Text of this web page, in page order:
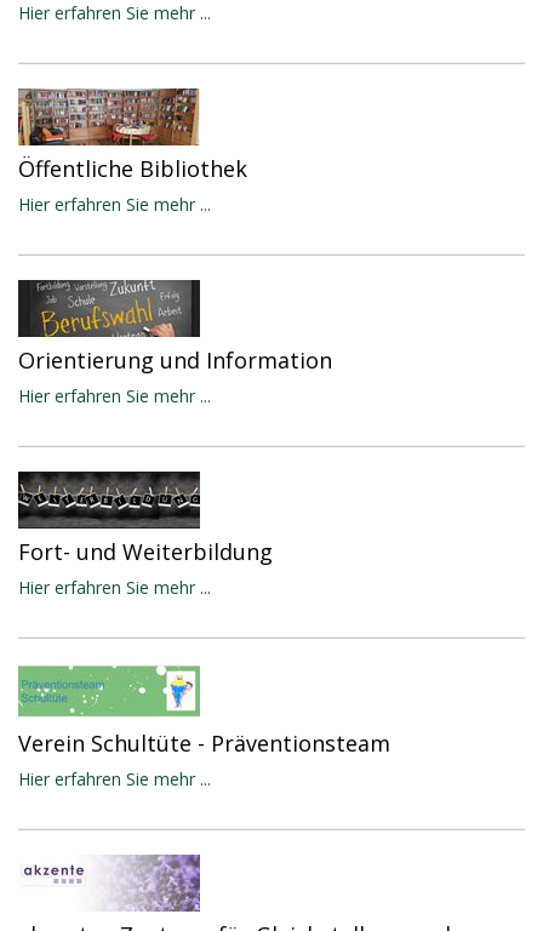
Hier erfahren Sie mehr ...
Öffentliche Bibliothek
Hier erfahren Sie mehr ...
Orientierung und Information
Hier erfahren Sie mehr ...
Fort- und Weiterbildung
Hier erfahren Sie mehr ...
Verein Schultüte - Präventionsteam
Hier erfahren Sie mehr ...